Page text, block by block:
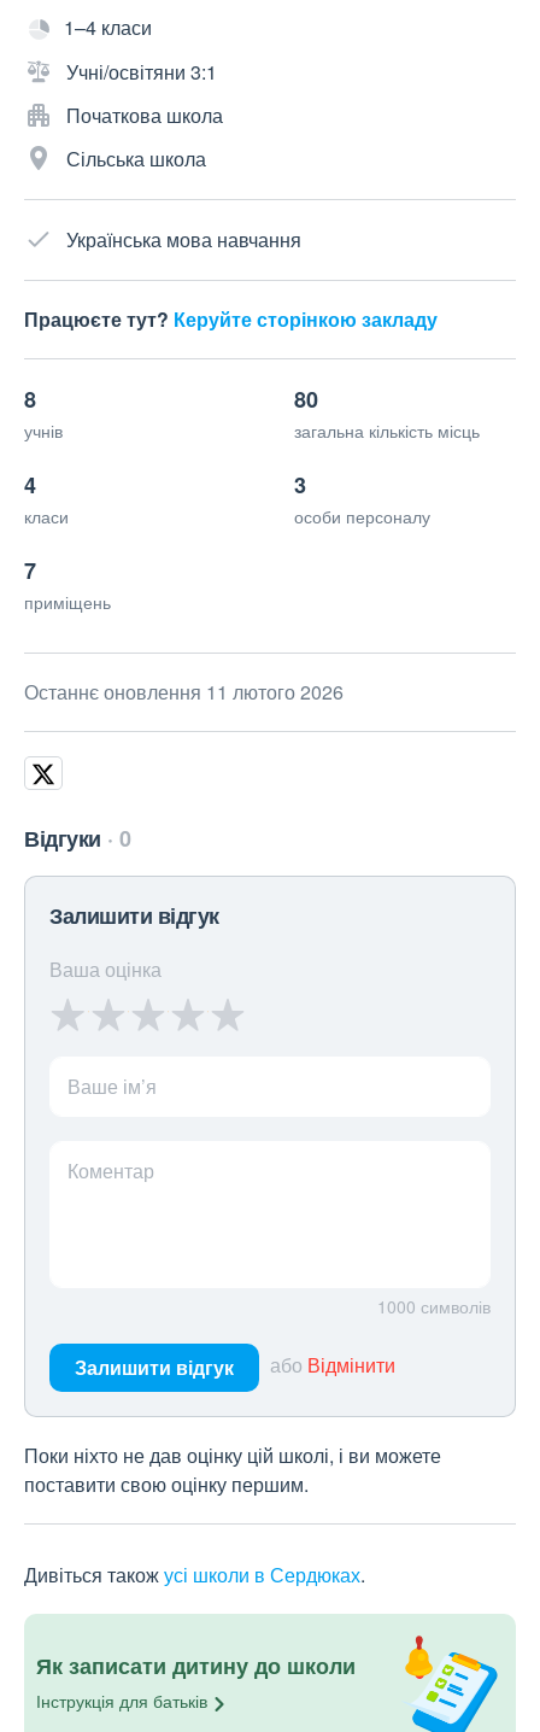
1–4 класи
Учні/освітяни 3:1
Початкова школа
Сільська школа
Українська мова навчання
Працюєте тут? Керуйте сторінкою закладу
8
учнів
80
загальна кількість місць
4
класи
3
особи персоналу
7
приміщень
Останнє оновлення 11 лютого 2026
Відгуки 0
Залишити відгук
Ваша оцінка
Ваше ім’я
Коментар
1000 символів
Залишити відгук або Відмінити
Поки ніхто не дав оцінку цій школі, і ви можете
поставити свою оцінку першим.
Дивіться такожусі школи в Сердюках.
Як записати дитину до школи
Інструкція для батьків